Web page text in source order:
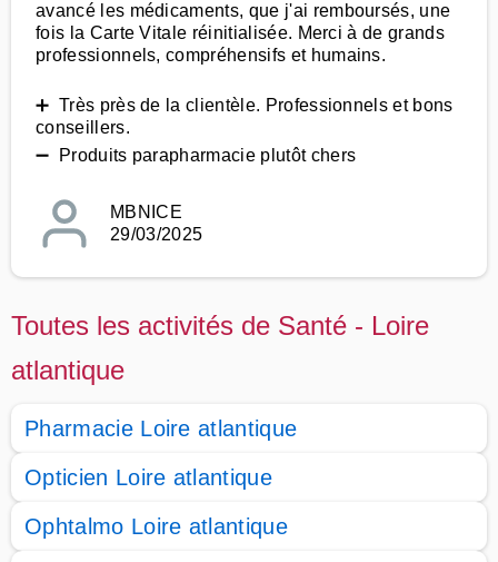
avancé les médicaments, que j'ai remboursés, une
fois la Carte Vitale réinitialisée. Merci à de grands
professionnels, compréhensifs et humains.
➕ Très près de la clientèle. Professionnels et bons
conseillers.
➖ Produits parapharmacie plutôt chers
MBNICE
29/03/2025
Toutes les activités de Santé - Loire
atlantique
Pharmacie Loire atlantique
Opticien Loire atlantique
Ophtalmo Loire atlantique